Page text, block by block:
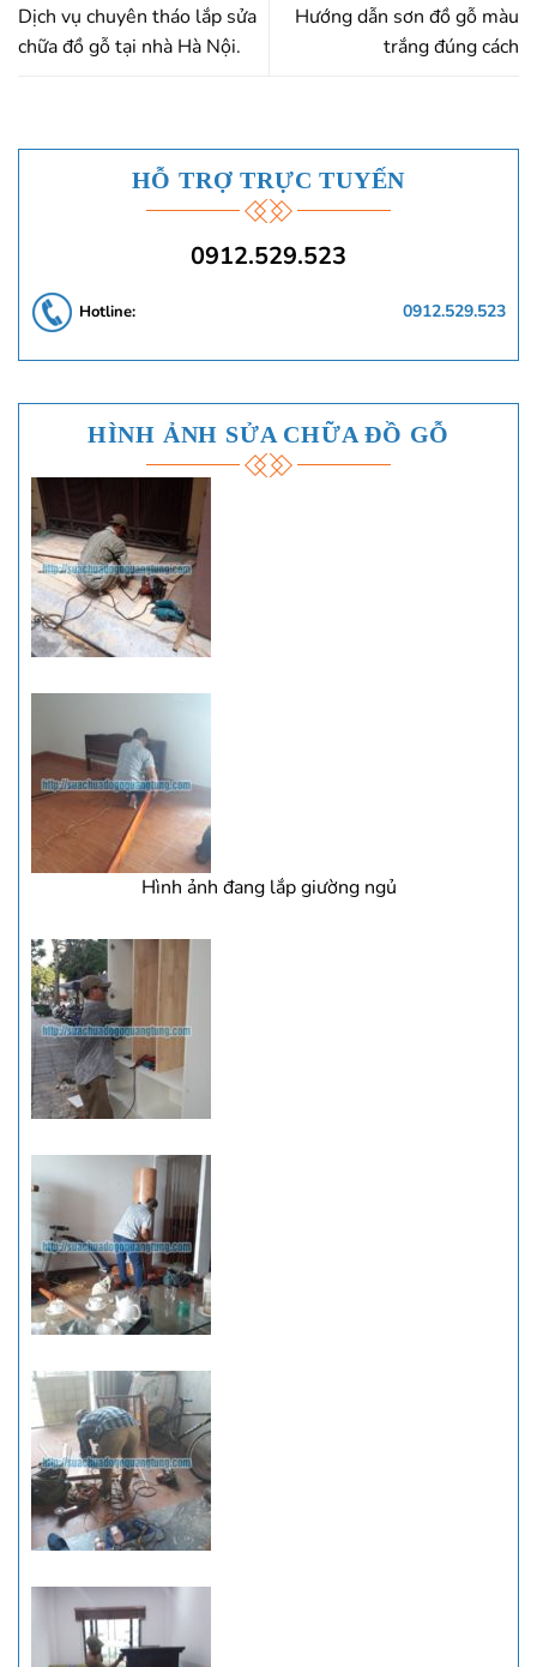
Dịch vụ chuyên tháo lắp sửa
chữa đồ gỗ tại nhà Hà Nội.
Hướng dẫn sơn đồ gỗ màu
trắng đúng cách
HỖ TRỢ TRỰC TUYẾN
0912.529.523
Hotline: 0912.529.523
HÌNH ẢNH SỬA CHỮA ĐỒ GỖ
Hình ảnh đang lắp giường ngủ